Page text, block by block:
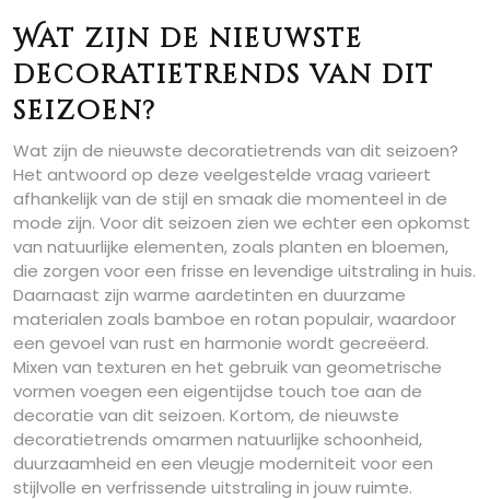
Wat zijn de nieuwste
decoratietrends van dit
seizoen?
Wat zijn de nieuwste decoratietrends van dit seizoen?
Het antwoord op deze veelgestelde vraag varieert
afhankelijk van de stijl en smaak die momenteel in de
mode zijn. Voor dit seizoen zien we echter een opkomst
van natuurlijke elementen, zoals planten en bloemen,
die zorgen voor een frisse en levendige uitstraling in huis.
Daarnaast zijn warme aardetinten en duurzame
materialen zoals bamboe en rotan populair, waardoor
een gevoel van rust en harmonie wordt gecreëerd.
Mixen van texturen en het gebruik van geometrische
vormen voegen een eigentijdse touch toe aan de
decoratie van dit seizoen. Kortom, de nieuwste
decoratietrends omarmen natuurlijke schoonheid,
duurzaamheid en een vleugje moderniteit voor een
stijlvolle en verfrissende uitstraling in jouw ruimte.